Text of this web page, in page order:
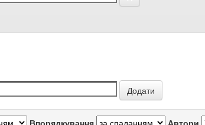
Впорядкування Автори